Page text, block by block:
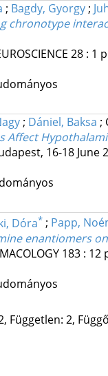
; Bagdy, Gyorgy;
chronotype
28: 1
; Dániel, Baksa ;
Affect
16-18 June
Dóra* ; Papp,
enantiomers
183: 12
Független: 2,